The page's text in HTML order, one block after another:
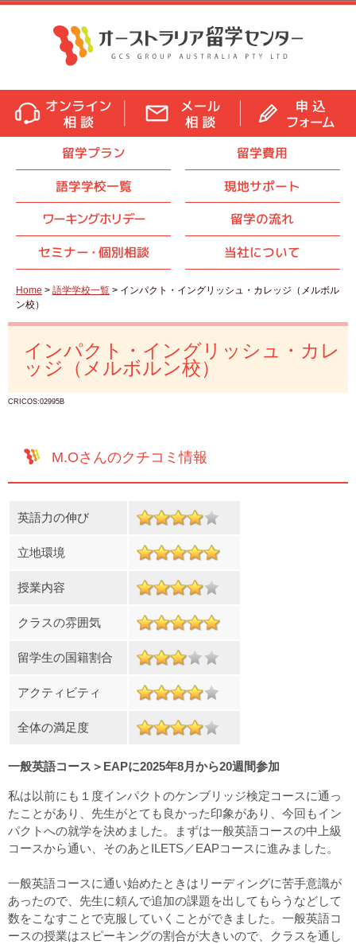
留学プラン
留学費用
語学学校一覧
現地サポート
ワーキングホリデー
留学の流れ
セミナー・ 個別相談 当社について
Home > 語学学校一覧 > インパクト・イングリッシュ・カレッジ（メルボル
ン校）
インパクト・イングリッシュ・カレ
ッジ（メルボルン校）
CRICOS:02995B
M.Oさんのクチコミ情報
英語力の伸び
立地環境
授業内容
クラスの雰囲気
留学生の国籍割合
アクティビティ
全体の満足度
一般英語コース＞EAPに2025年8月から20週間参加
私は以前にも１度インパクトのケンブリッジ検定コースに通っ
たことがあり、先生がとても良かった印象があり、今回もイン
パクトへの就学を決めました。まずは一般英語コースの中上級
コースから通い、そのあとILETS／EAPコースに進みました。
一般英語コースに通い始めたときはリーディングに苦手意識が
あったので、先生に頼んで追加の課題を出してもらうなどして
数をこなすことで克服していくことができました。一般英語コ
ースの授業はスピーキングの割合が大きいので、クラスを通し